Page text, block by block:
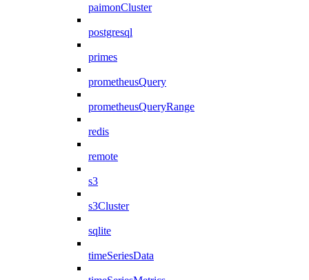
paimonCluster
postgresql
primes
prometheusQuery
prometheusQueryRange
redis
remote
s3
s3Cluster
sqlite
timeSeriesData